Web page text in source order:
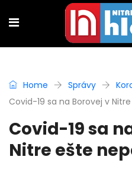
Home Správy
Covid-19 sa na Borovej v
Covid-19 sa
Nitre ešte